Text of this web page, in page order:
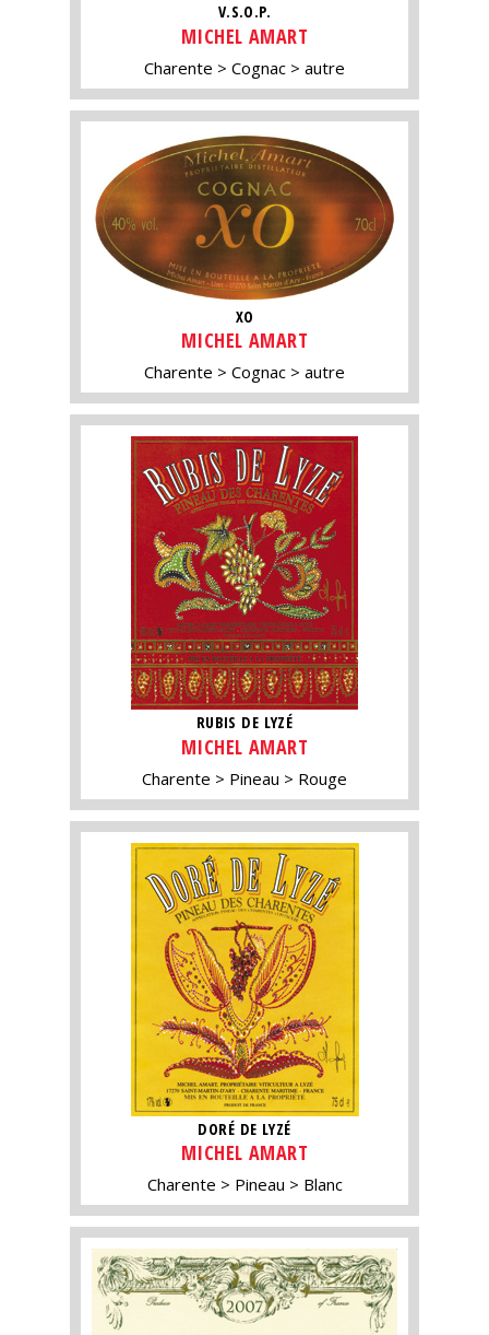
V.S.O.P.
MICHEL AMART
Charente Cognac autre
XO
MICHEL AMART
Charente Cognac autre
RUBIS DE LYZÉ
MICHEL AMART
Charente Pineau Rouge
DORÉ DE LYZÉ
MICHEL AMART
Charente Pineau Blanc